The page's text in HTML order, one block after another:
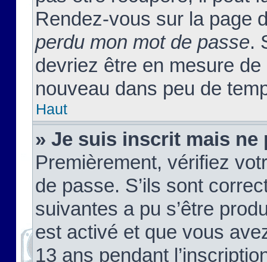
Rendez-vous sur la page
perdu mon mot de passe.
devriez être en mesure
nouveau dans peu de
Haut
» Je suis inscrit mais ne
Premièrement, vérifiez
de passe. S’ils sont
suivantes a pu s’être
est activé et que vous
13 ans pendant